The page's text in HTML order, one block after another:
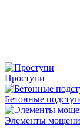
Проступи
Бетонные
Элементы